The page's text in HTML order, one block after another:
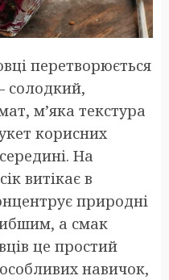
перетворюється
солодкий,
м’яка текстура
корисних
На
витікає в
природні
а смак
це простий
навичок,